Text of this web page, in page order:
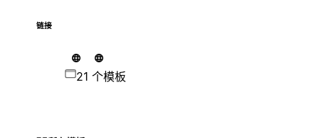
链接
21 个模板